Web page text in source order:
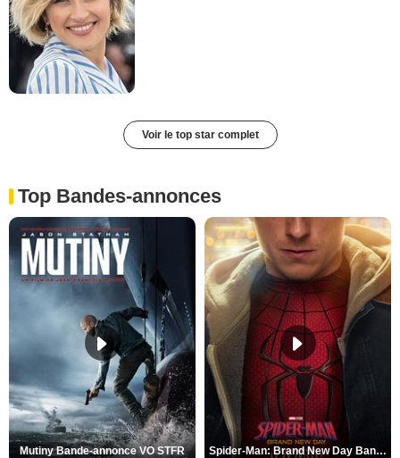
Voir le top star complet
Top Bandes-annonces
Mutiny Bande-annonce VO STFR Spider-Man: Brand New Day Bande-annonce VO STFR